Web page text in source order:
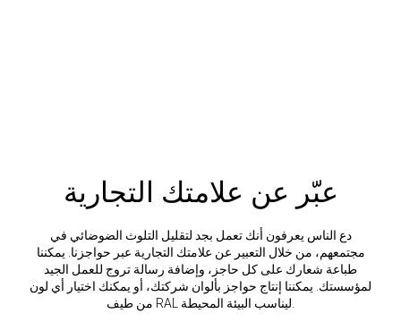
عبّر عن علامتك التجارية
دع الناس يعرفون أنك تعمل بجد لتقليل التلوث الضوضائي في
مجتمعهم، من خلال التعبير عن علامتك التجارية عبر حواجزنا. يمكننا
طباعة شعارك على كل حاجز، وإضافة رسالة تروج للعمل الجيد
لمؤسستك. يمكننا إنتاج حواجز بألوان شركتك، أو يمكنك اختيار أي لون